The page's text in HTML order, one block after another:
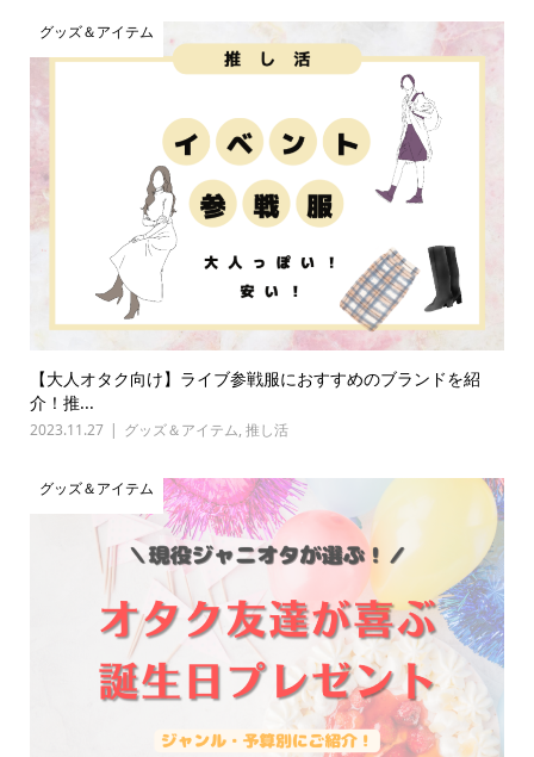
グッズ＆アイテム
【大人オタク向け】ライブ参戦服におすすめのブランドを紹
介！推...
2023.11.27 グッズ＆アイテム, 推し活
グッズ＆アイテム